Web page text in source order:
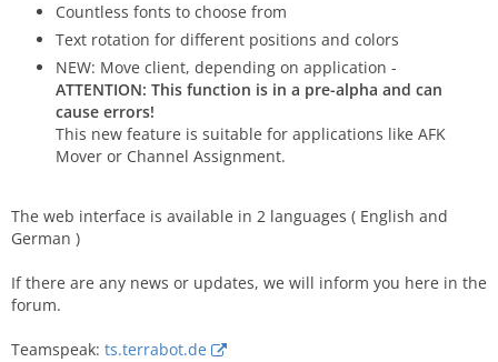
Countless fonts to choose from
Text rotation for different positions and colors
NEW: Move client, depending on application -
ATTENTION: This function is in a pre-alpha and can
cause errors!
This new feature is suitable for applications like AFK
Mover or Channel Assignment.
The web interface is available in 2 languages ( English and
German )
If there are any news or updates, we will inform you here in the
forum.
Teamspeak: ts.terrabot.de